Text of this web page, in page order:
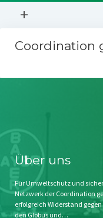
Menü
+
Mitmachen
Kontakt
Impressum
Störfälle
Coordination
Stichwort BAYER
Jahrestagung
SPENDEN
Über uns
Für Umweltschutz und
Netzwerk der Coordination
erfolgreich Widerstand
den Globus und…